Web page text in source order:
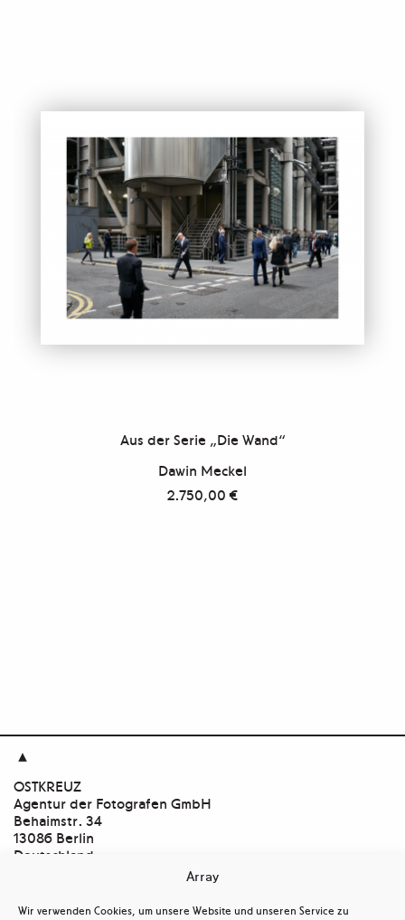
Array
Wir verwenden Cookies, um unsere Website und unseren Service zu
Aus der Serie „Die Wand“
Dawin Meckel
2.750,00€

OSTKREUZ
Agentur der Fotografen GmbH
Behaimstr. 34
13086 Berlin
Deutschland
tel+ 49(0)30.47 37 39 39